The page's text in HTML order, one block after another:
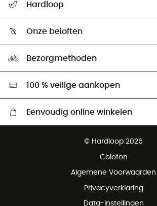
Mijn zending volgen
Retourzendingen & Terugbetalingen
Hardloop
Ambassadeurs
Onze beloften
Hardgreen
Bezorgmethoden
100 % veilige aankopen
Eenvoudig online winkelen
Gratis retourneren binnen 100 dagen
© Hardloop 2026
Colofon
Algemene Voorwaarden
Privacyverklaring
Data-instellingen